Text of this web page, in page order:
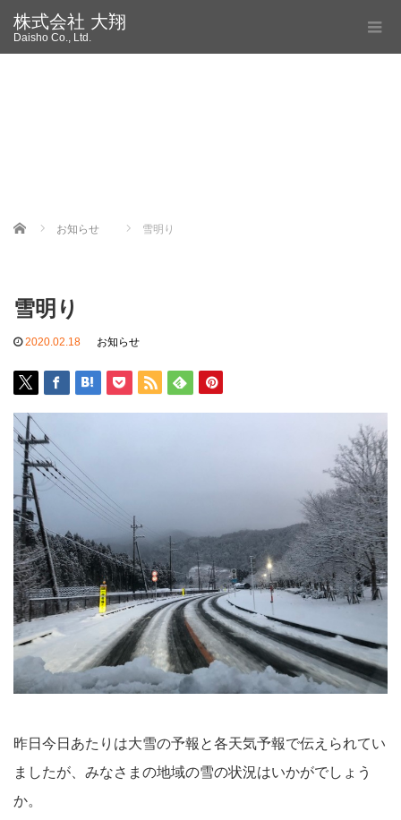
株式会社 大翔
Daisho Co., Ltd.
Home お知らせ 雪明り
雪明り
2020.02.18 お知らせ
昨日今日あたりは大雪の予報と各天気予報で伝えられてい
ましたが、みなさまの地域の雪の状況はいかがでしょう
か。